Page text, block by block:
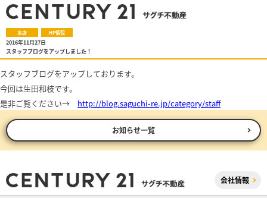
本店 HP情報
2016年11月27日
スタッフブログをアップしました！
スタッフブログをアップしております。
今回は生田和枝です。
是非ご覧ください→ http://blog.saguchi-re.jp/category/staff
お知らせ一覧
会社情報